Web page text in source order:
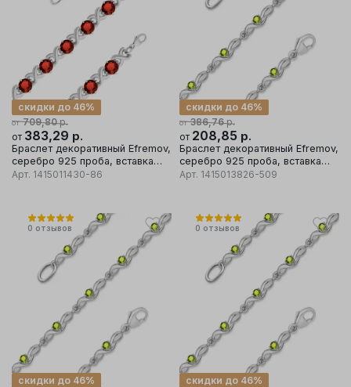
от 709,80р.
скидки до 46%
от 383,29 р.
Браслет декоративный Efremov,
серебро 925 проба, вставка
гранат
Арт. 1415011430-86
от 386,76р.
скидки до 46%
от 208,85 р.
Браслет декоративный Efremov,
серебро 925 проба, вставка
хризолит
Арт. 1415013826-509
0 отзывов
скидки до 46%
0 отзывов
скидки до 46%